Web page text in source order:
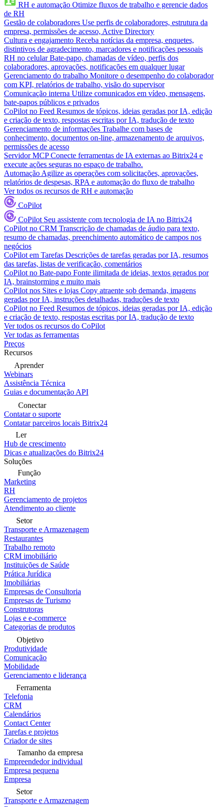
RH e automação Otimize fluxos de trabalho e gerencie dados
de RH
Gestão de colaboradores Use perfis de colaboradores, estrutura da
empresa, permissões de acesso, Active Directory
Cultura e engajamento Receba notícias da empresa, enquetes,
distintivos de agradecimento, marcadores e notificações pessoais
RH no celular Bate-papo, chamadas de vídeo, perfis dos
colaboradores, aprovações, notificações em qualquer lugar
Gerenciamento do trabalho Monitore o desempenho do colaborador
com KPI, relatórios de trabalho, visão do supervisor
Comunicação interna Utilize comunicados em vídeo, mensagens,
bate-papos públicos e privados
CoPilot no Feed Resumos de tópicos, ideias geradas por IA, edição
e criação de texto, respostas escritas por IA, tradução de texto
Gerenciamento de informações Trabalhe com bases de
conhecimento, documentos on-line, armazenamento de arquivos,
permissões de acesso
Servidor MCP Conecte ferramentas de IA externas ao Bitrix24 e
execute ações seguras no espaço de trabalho.
Automação Agilize as operações com solicitações, aprovações,
relatórios de despesas, RPA e automação do fluxo de trabalho
Ver todos os recursos de RH e automação
CoPilot
CoPilot Seu assistente com tecnologia de IA no Bitrix24
CoPilot no CRM Transcrição de chamadas de áudio para texto,
resumo de chamadas, preenchimento automático de campos nos
negócios
CoPilot em Tarefas Descrições de tarefas geradas por IA, resumos
das tarefas, listas de verificação, comentários
CoPilot no Bate-papo Fonte ilimitada de ideias, textos gerados por
IA, brainstorming e muito mais
CoPilot nos Sites e lojas Copy atraente sob demanda, imagens
geradas por IA, instruções detalhadas, traduções de texto
CoPilot no Feed Resumos de tópicos, ideias geradas por IA, edição
e criação de texto, respostas escritas por IA, tradução de texto
Ver todos os recursos do CoPilot
Ver todas as ferramentas
Preços
Recursos
Aprender
Webinars
Assistência Técnica
Guias e documentação API
Conectar
Contatar o suporte
Contatar parceiros locais Bitrix24
Ler
Hub de crescimento
Dicas e atualizações do Bitrix24
Soluções
Função
Marketing
RH
Gerenciamento de projetos
Atendimento ao cliente
Setor
Transporte e Armazenagem
Restaurantes
Trabalho remoto
CRM imobiliário
Instituições de Saúde
Prática Jurídica
Imobiliárias
Empresas de Consultoria
Empresas de Turismo
Construtoras
Lojas e e-commerce
Categorias de produtos
Objetivo
Produtividade
Comunicação
Mobilidade
Gerenciamento e liderança
Ferramenta
Telefonia
CRM
Calendários
Contact Center
Tarefas e projetos
Criador de sites
Tamanho da empresa
Empreendedor individual
Empresa pequena
Empresa
Setor
Transporte e Armazenagem